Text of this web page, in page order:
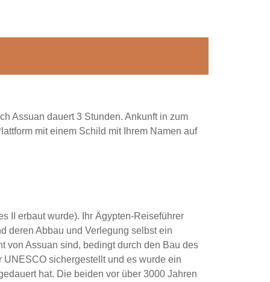
Assuan dauert 3 Stunden. Ankunft in zum
mit einem Schild mit Ihrem Namen auf
II erbaut wurde). Ihr Ägypten-Reiseführer
deren Abbau und Verlegung selbst ein
von Assuan sind, bedingt durch den Bau des
sichergestellt und es wurde ein
hat. Die beiden vor über 3000 Jahren